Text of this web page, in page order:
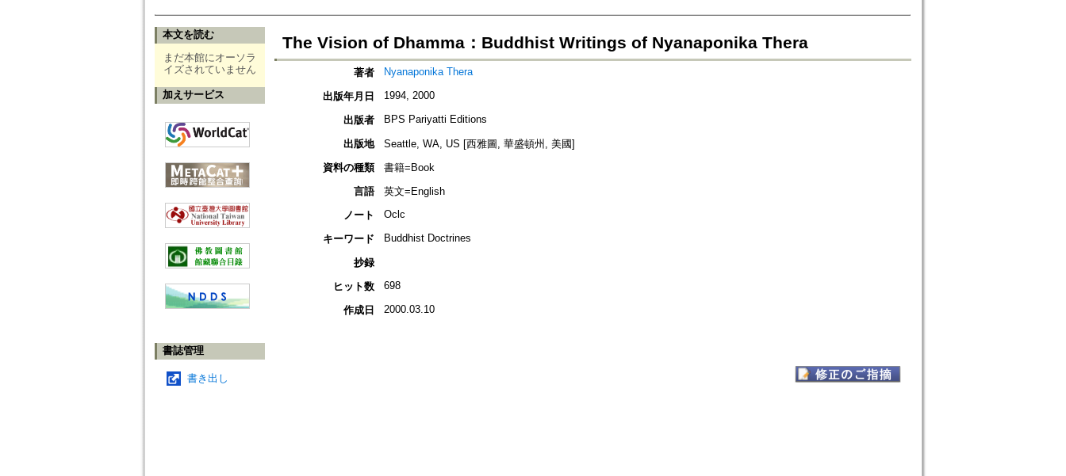
本文を読む
まだ本館にオーソラ
イズされていません
加えサービス
書誌管理
書き出し
The Vision of Dhamma：Buddhist Writings of Nyanaponika Thera
著者 Nyanaponika Thera
出版年月日 1994, 2000
出版者 BPS Pariyatti Editions
出版地
Seattle, WA, US [西雅圖, 華盛頓州, 美國]
資料の種類
書籍=Book
言語
英文=English
ノート
Oclc
キーワード Buddhist Doctrines
抄録
ヒット数
698
作成日 2000.03.10